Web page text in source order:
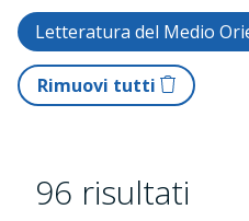
Letteratura del Medio
Rimuovi tutti
96 risultati